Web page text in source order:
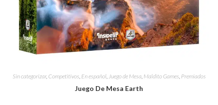
Sin categorizar, Competitivos, En español,Juego de Mesa, Maldito Games, Premiados
Juego De Mesa Earth